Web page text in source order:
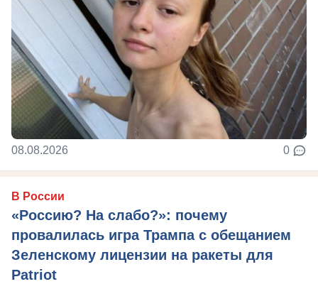
08.08.2026 0
В России
«Россию? На слабо?»: почему
провалилась игра Трампа с обещанием
Зеленскому лицензии на ракеты для
Patriot